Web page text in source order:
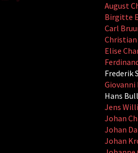
August
Birgitte
Carl
Christian
Elise
Frederik
Hans
Jens
Johan
Johan
Johan